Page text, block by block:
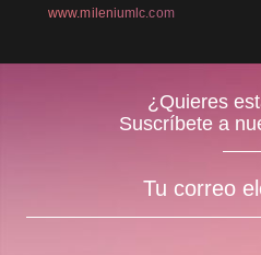
www.mileniumlc.com
¿Quieres
Suscríbete a